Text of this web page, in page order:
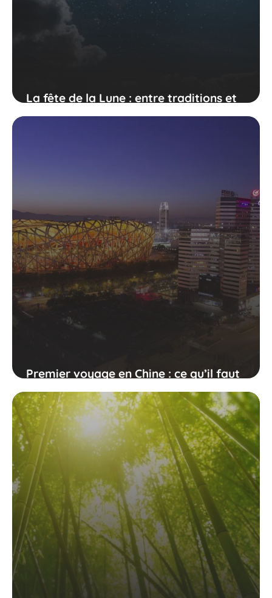
La fête de la Lune : entre traditions et
événements spéciaux
Premier voyage en Chine : ce qu’il faut
savoir sur Pékin